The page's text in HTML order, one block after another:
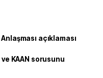
açıklaması
KAAN sorusunu